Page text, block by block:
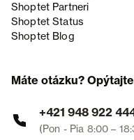
Shoptet Partneri
Shoptet Status
Shoptet Blog
Máte otázku?
+421 948 922
(Pon - Pia 8:00 –